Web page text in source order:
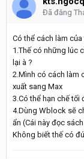
Đã đăng
Có thể cách làm
1.Thế có những lúc
lại à ?
2.Mình có cách làm
xuất sang Max
3.Có thể hạn chế tối
4.Dùng Wblock sẽ
ẩn (Cái này đọc
Không biết thế có